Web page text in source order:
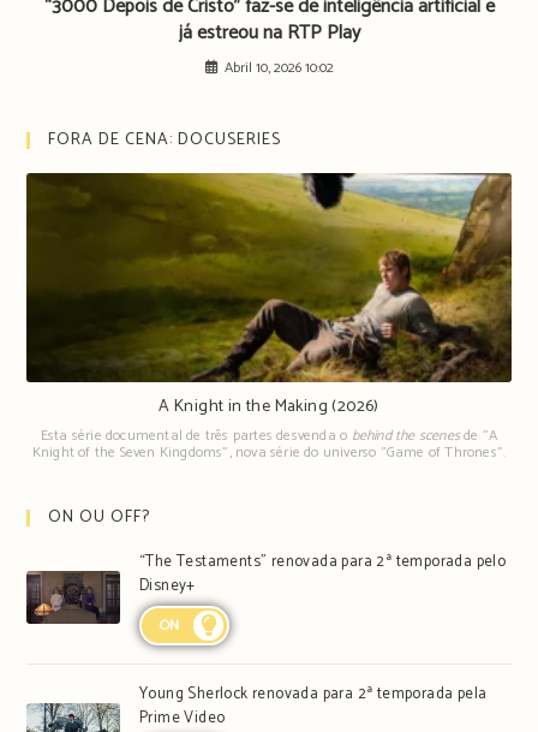
“3000 Depois de Cristo” faz-se de inteligência artificial e
já estreou na RTP Play
Abril 10, 2026 10:02
FORA DE CENA: DOCUSERIES
A Knight in the Making (2026)
Esta série documental de três partes desvenda o behind the scenesde "A
Knight of the Seven Kingdoms", nova série do universo "Game of Thrones".
ON OU OFF?
“The Testaments” renovada para 2ª temporada pelo
Disney+
ON
Young Sherlock renovada para 2ª temporada pela
Prime Video